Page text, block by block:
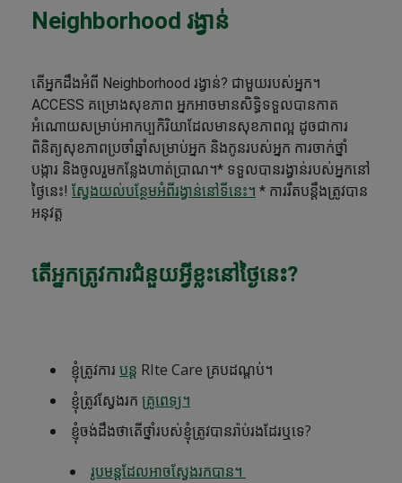
Neighborhood រង្វាន់
តើអ្នកដឹងអំពី Neighborhood រង្វាន់? ជាមួយរបស់អ្នក។
ACCESS គម្រោងសុខភាព អ្នកអាចមានសិទ្ធិទទួលបានកាត
អំណោយសម្រាប់អាកប្បកិរិយាដែលមានសុខភាពល្អ ដូចជាការ
ពិនិត្យសុខភាពប្រចាំឆ្នាំសម្រាប់អ្នក និងកូនរបស់អ្នក ការចាក់ថ្នាំ
បង្ការ និងចូលរួមកន្លែងហាត់ប្រាណ។* ទទួលបានរង្វាន់របស់អ្នកនៅ
ថ្ងៃនេះ! ស្វែងយល់បន្ថែមអំពីរង្វាន់នៅទីនេះ។ * ការរឹតបន្តឹងត្រូវបាន
អនុវត្ត
តើអ្នកត្រូវការជំនួយអ្វីខ្លះនៅថ្ងៃនេះ?
ខ្ញុំត្រូវការ បន្ត RIte Care គ្របដណ្តប់។
ខ្ញុំត្រូវស្វែងរក គ្រូពេទ្យ។
ខ្ញុំ​ចង់​ដឹង​ថា​តើ​ថ្នាំ​របស់​ខ្ញុំ​ត្រូវ​បាន​រ៉ាប់រង​ដែរ​ឬ​ទេ?
រូបមន្តដែលអាចស្វែងរកបាន។